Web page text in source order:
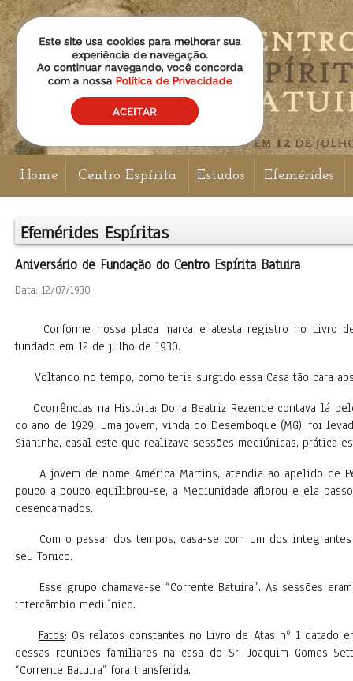
Home Centro Espírita Estudos Efemérides
Efemérides Espíritas
Aniversário de Fundação do Centro Espírita Batuira
Data: 12/07/1930
Conforme nossa placa marca e atesta registro no Livro
fundado em 12 de julho de 1930.
Voltando no tempo, como teria surgido essa Casa tão cara
Ocorrências na História: Dona Beatriz Rezende contava lá
do ano de 1929, uma jovem, vinda do Desemboque (MG), foi
Sianinha, casal este que realizava sessões mediúnicas, prática
A jovem de nome América Martins, atendia ao apelido de
pouco a pouco equilibrou-se, a Mediunidade aflorou e ela
desencarnados.
Com o passar dos tempos, casa-se com um dos
seu Tonico.
Esse grupo chamava-se “Corrente Batuíra”. As sessões
intercâmbio mediúnico.
Fatos: Os relatos constantes no Livro de Atas nº 1 datado
dessas reuniões familiares na casa do Sr. Joaquim Gomes
“Corrente Batuira” fora transferida.